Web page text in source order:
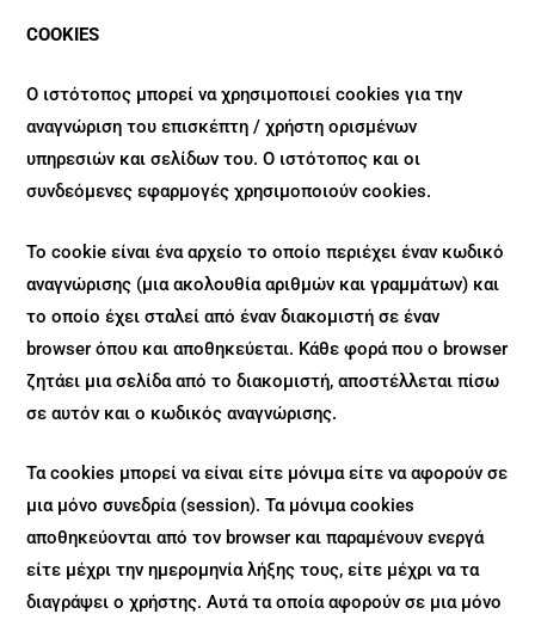
COOKIES
Ο ιστότοπος μπορεί να χρησιμοποιεί cookies για την
αναγνώριση του επισκέπτη / χρήστη ορισμένων
υπηρεσιών και σελίδων του. Ο ιστότοπος και οι
συνδεόμενες εφαρμογές χρησιμοποιούν cookies.
Το cookie είναι ένα αρχείο το οποίο περιέχει έναν κωδικό
αναγνώρισης (μια ακολουθία αριθμών και γραμμάτων) και
το οποίο έχει σταλεί από έναν διακομιστή σε έναν
browser όπου και αποθηκεύεται. Κάθε φορά που ο browser
ζητάει μια σελίδα από το διακομιστή, αποστέλλεται πίσω
σε αυτόν και ο κωδικός αναγνώρισης.
Τα cookies μπορεί να είναι είτε μόνιμα είτε να αφορούν σε
μια μόνο συνεδρία (session). Τα μόνιμα cookies
αποθηκεύονται από τον browser και παραμένουν ενεργά
είτε μέχρι την ημερομηνία λήξης τους, είτε μέχρι να τα
διαγράψει ο χρήστης. Αυτά τα οποία αφορούν σε μια μόνο